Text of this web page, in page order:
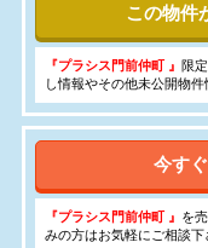
この物件
『プラシス門前仲町 』
限
し情報やその他未公開物
今す
『プラシス門前仲町 』 を
みの方はお気軽にご相談下